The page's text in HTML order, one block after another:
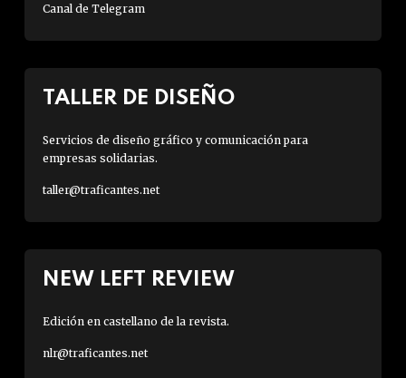
Canal de Telegram
TALLER DE DISEÑO
Servicios de diseño gráfico y comunicación para
empresas solidarias.
taller@traficantes.net
NEW LEFT REVIEW
Edición en castellano de la revista.
nlr@traficantes.net